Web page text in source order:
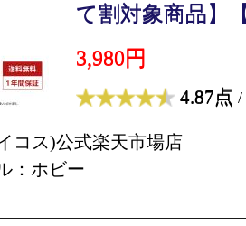
て割対象商品】
3,980円
4.87点 /
コス)公式楽天市場店
：ホビー